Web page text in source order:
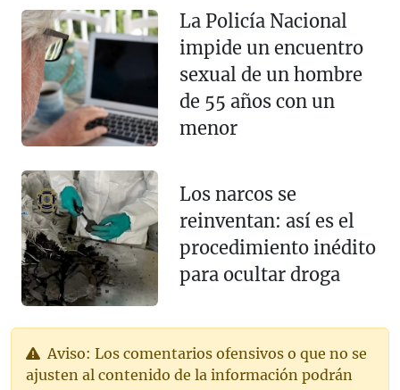
La Policía Nacional
impide un encuentro
sexual de un hombre
de 55 años con un
menor
Los narcos se
reinventan: así es el
procedimiento inédito
para ocultar droga
Aviso: Los comentarios ofensivos o que no se
ajusten al contenido de la información podrán